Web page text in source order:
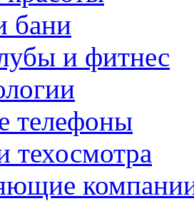
бани
и фитнес
телефоны
техосмотра